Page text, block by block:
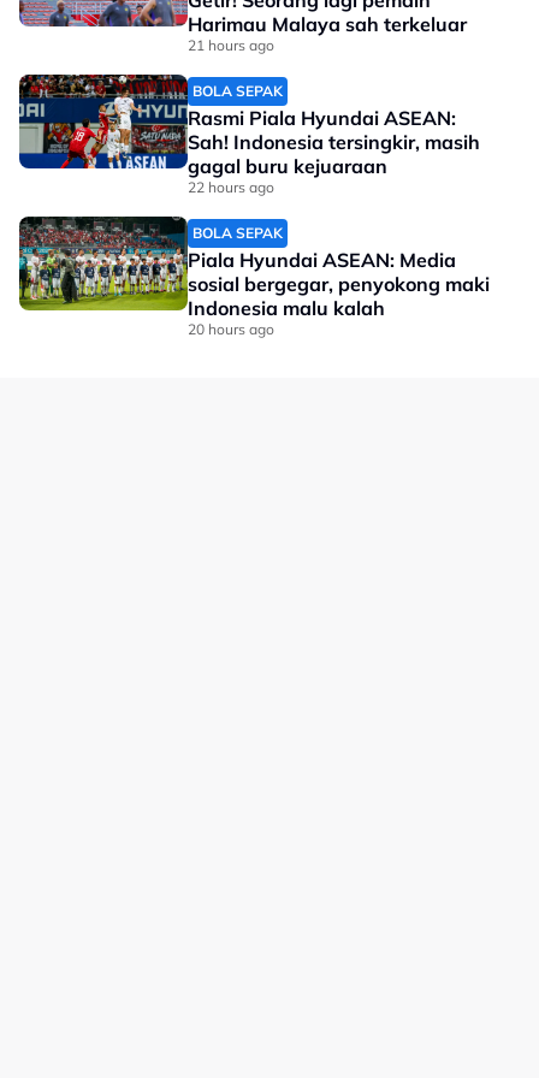
Harimau Malaya sah terkeluar
21 hours ago
BOLA SEPAK
Rasmi Piala Hyundai ASEAN:
Sah! Indonesia tersingkir, masih
gagal buru kejuaraan
22 hours ago
BOLA SEPAK
Piala Hyundai ASEAN: Media
sosial bergegar, penyokong maki
Indonesia malu kalah
20 hours ago